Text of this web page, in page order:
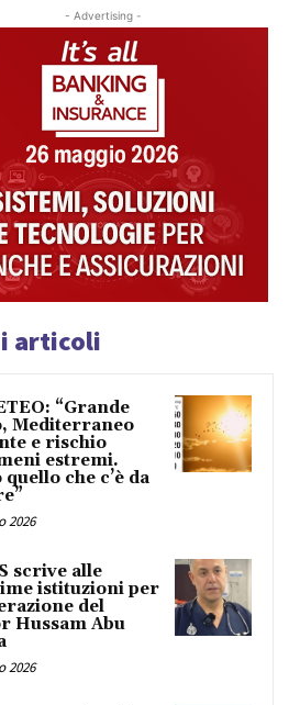
- Advertising -
articoli
“Grande
Mediterraneo
e rischio
estremi.
che c’è da
2026
scrive alle
istituzioni per
del
Hussam Abu
2026